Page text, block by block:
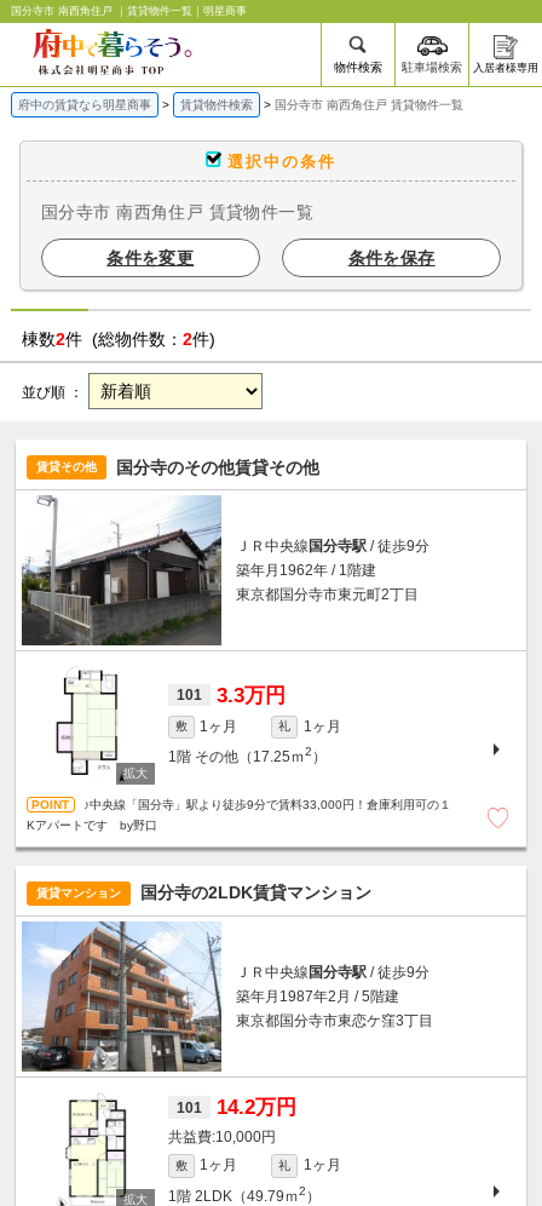
国分寺市 南西角住戸 ｜賃貸物件一覧｜明星商事
物件検索 駐車場検索 入居者様専用
府中の賃貸なら明星商事 賃貸物件検索 国分寺市 南西角住戸 賃貸物件一覧
選択中の条件
国分寺市 南西角住戸 賃貸物件一覧
条件を変更 条件を保存
棟数2件 (総物件数： 2件)
並び順 ：
賃貸その他 国分寺のその他賃貸その他
ＪＲ中央線 国分寺駅 / 徒歩9分
築年月1962年 / 1階建
東京都国分寺市東元町2丁目
101 3.3万円
敷 1ヶ月 礼
1ヶ月
1階 その他（17.25ｍ2 ）
♪中央線「国分寺」駅より徒歩9分で賃料33,000円！倉庫利用可の１
Kアパートです by野口
賃貸マンション 国分寺の2LDK賃貸マンション
ＪＲ中央線国分寺駅 / 徒歩9分
築年月1987年2月 / 5階建
東京都国分寺市東恋ケ窪3丁目
101 14.2万円
10,000円
敷 1ヶ月 礼
1ヶ月
1階 2LDK（49.79ｍ2 ）